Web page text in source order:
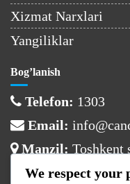
Xizmat Narxlari
Yangiliklar
Bog’lanish
Telefon: 1303
Email:
Manzil: Toshkent
Ish vaqti
We respect your